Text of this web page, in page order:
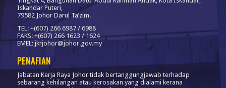
Iskandar Puteri,
79582 Johor Darul Ta’zim.
TEL: +(607) 266 6987 / 6988
FAKS: +(607) 266 1623 / 1624
EMEL: jkrjohor@johor.gov.my
PENAFIAN
Jabatan Kerja Raya Johor tidak bertanggungjawab terhadap
sebarang kehilangan atau kerosakan yang dialami kerana